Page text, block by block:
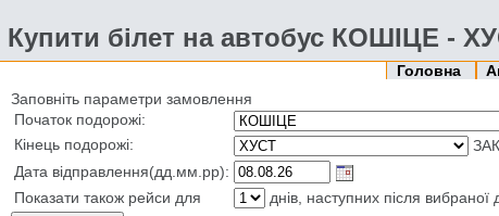
Купити білет на автобус КОШІЦЕ -
Головна
Заповніть параметри замовлення
Початок подорожі:
Кінець подорожі:
Дата відправлення(дд.мм.рр):
Показати також рейси для
днів, наступних після вибраної